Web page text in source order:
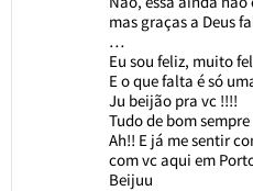
mas graças a Deus
…
Eu sou feliz, muito
E o que falta é só
Ju beijão pra vc !!!!
Tudo de bom
Ah!! E já me sentir
com vc aqui em
Beijuu